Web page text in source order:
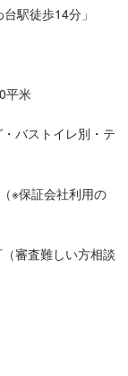
駅徒歩14分」
平米
バストイレ別・テ
※保証会社利用の
審査難しい方相談